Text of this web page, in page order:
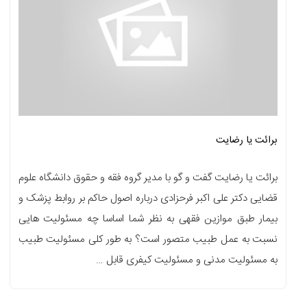
برائت یا رضایت
برائت یا رضایت گفت و گو با مدیر گروه فقه و حقوق دانشگاه علوم
قضایی دکتر علی اکبر فرحزادی درباره اصول حاکم بر روابط پزشک و
بیمار طبق موازین فقهی به نظر شما اساسا چه مسئولیت هایی
نسبت به عمل طبیب متصور است؟ به طور کلی مسئولیت طبیب
به مسئولیت مدنی و مسئولیت کیفری قابل …